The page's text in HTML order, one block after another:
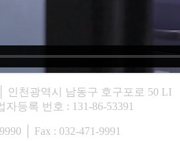
인천광역시 남동구 호구포로 50 LI
등록 번호 : 131-86-53391
│ Fax : 032-471-9991